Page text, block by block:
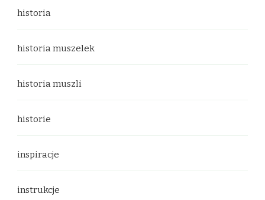
historia
historia muszelek
historia muszli
historie
inspiracje
instrukcje